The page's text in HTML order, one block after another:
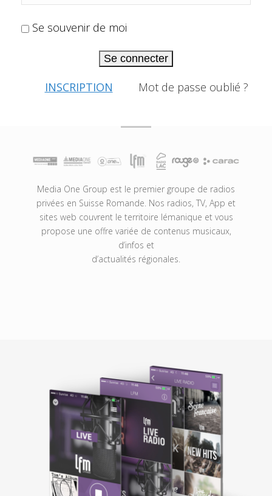
Se souvenir de moi
Se connecter
INSCRIPTION Mot de passe oublié ?
Media One Group est le premier groupe de radios
privées en Suisse Romande. Nos radios, TV, App et
sites web couvrent le territoire lémanique et vous
propose une offre variée de contenus musicaux,
d’infos et
d’actualités régionales.